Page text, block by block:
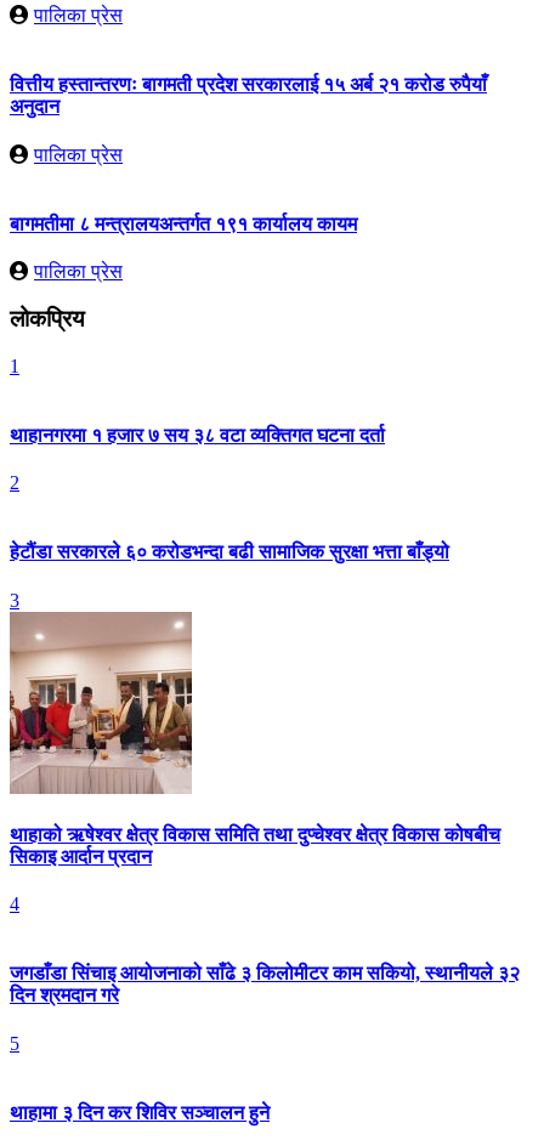
पालिका प्रेस
वित्तीय हस्तान्तरणः बागमती प्रदेश सरकारलाई १५ अर्ब २१ करोड रुपैयाँ
अनुदान
पालिका प्रेस
बागमतीमा ८ मन्त्रालयअन्तर्गत १९१ कार्यालय कायम
पालिका प्रेस
लोकप्रिय
1
थाहानगरमा १ हजार ७ सय ३८ वटा व्यक्तिगत घटना दर्ता
2
हेटौंडा सरकारले ६० करोडभन्दा बढी सामाजिक सुरक्षा भत्ता बाँड्यो
3
थाहाको ऋषेश्वर क्षेत्र विकास समिति तथा दुप्चेश्वर क्षेत्र विकास कोषबीच
सिकाइ आर्दान प्रदान
4
जगडाँडा सिंचाइ आयोजनाको साँढे ३ किलोमीटर काम सकियो, स्थानीयले ३२
दिन श्रमदान गरे
5
थाहामा ३ दिन कर शिविर सञ्चालन हुने